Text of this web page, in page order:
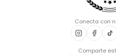
Conecta con
Comparte